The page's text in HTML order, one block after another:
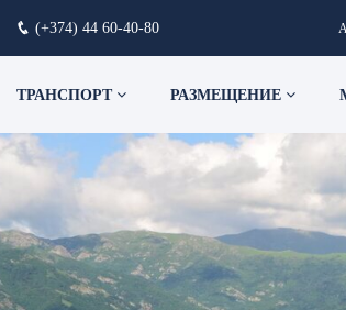
(+374) 44 60-40-80
ТРАНСПОРТ РАЗМЕЩЕНИЕ